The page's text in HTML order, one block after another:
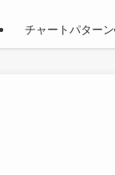
チャートパターン